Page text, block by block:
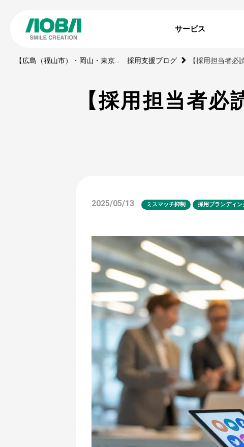
サービス
【広島（福山市）・岡山・東京】印刷・WEBサイト・動画・展示ブース・ノベルティの制作会社 採用支援ブログ
【採用担当者
2025/05/13 ミスマッチ抑制 採用ブランディン